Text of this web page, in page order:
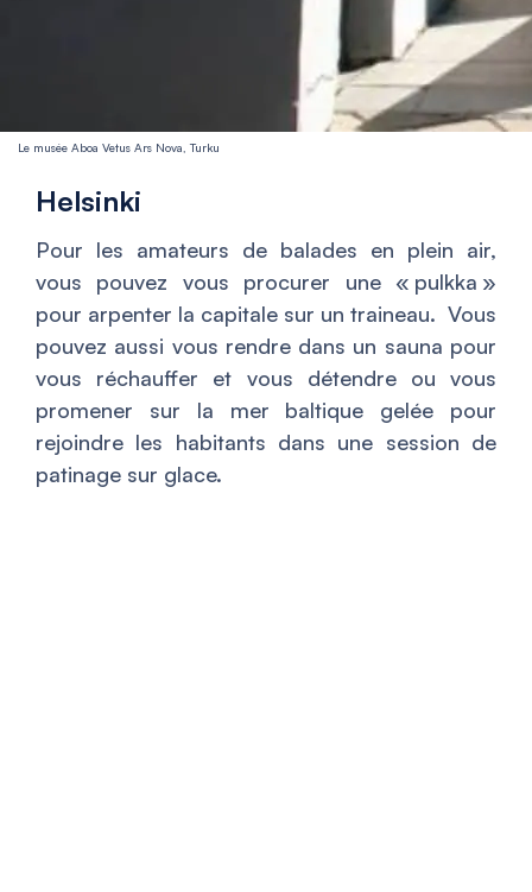
Le musée Aboa Vetus Ars Nova, Turku
Helsinki
Pour les amateurs de balades en plein air,
vous pouvez vous procurer une « pulkka »
pour arpenter la capitale sur un traineau. Vous
pouvez aussi vous rendre dans un sauna pour
vous réchauffer et vous détendre ou vous
promener sur la mer baltique gelée pour
rejoindre les habitants dans une session de
patinage sur glace.